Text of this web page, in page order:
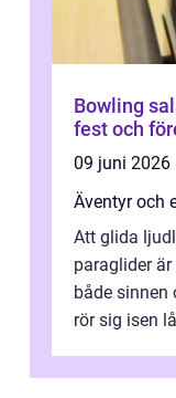
Bowling
fest och
09 juni 2026
Äventyr och
Att glida
paraglider
både sinnen
rör sig isen